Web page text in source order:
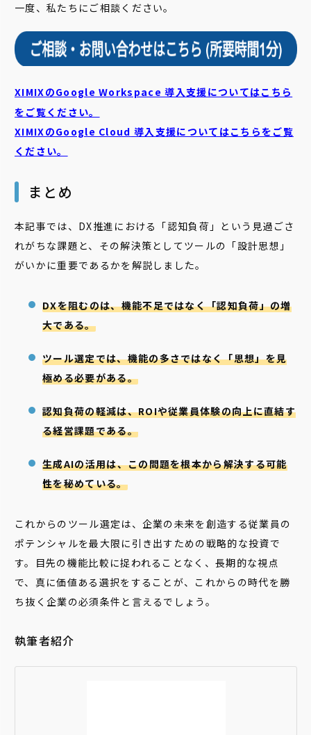
一度、私たちにご相談ください。
XIMIXのGoogle Workspace 導入支援についてはこちら
をご覧ください。
XIMIXのGoogle Cloud 導入支援についてはこちらをご覧
ください。
まとめ
本記事では、DX推進における「認知負荷」という見過ごさ
れがちな課題と、その解決策としてツールの「設計思想」
がいかに重要であるかを解説しました。
DXを阻むのは、機能不足ではなく「認知負荷」の増
大である。
ツール選定では、機能の多さではなく「思想」を見
極める必要がある。
認知負荷の軽減は、ROIや従業員体験の向上に直結す
る経営課題である。
生成AIの活用は、この問題を根本から解決する可能
性を秘めている。
これからのツール選定は、企業の未来を創造する従業員の
ポテンシャルを最大限に引き出すための戦略的な投資で
す。目先の機能比較に捉われることなく、長期的な視点
で、真に価値ある選択をすることが、これからの時代を勝
ち抜く企業の必須条件と言えるでしょう。
執筆者紹介